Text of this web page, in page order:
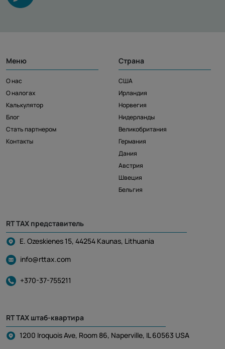
Меню
О нас
О налогах
Калькулятор
Блог
Стать партнером
Контакты
Страна
США
Ирландия
Норвегия
Нидерланды
Великобритания
Германия
Дания
Австрия
Швеция
Бельгия
RT TAX представитель
E. Ozeskienes 15, 44254 Kaunas, Lithuania
info@rttax.com
+370-37-755211
RT TAX штаб-квартира
1200 Iroquois Ave, Room 86, Naperville, IL 60563 USA